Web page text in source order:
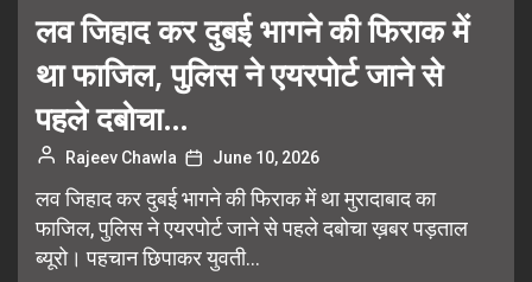
लव जिहाद कर दुबई भागने की फिराक में
था फाजिल, पुलिस ने एयरपोर्ट जाने से
पहले दबोचा…
Rajeev Chawla June 10, 2026
लव जिहाद कर दुबई भागने की फिराक में था मुरादाबाद का
फाजिल, पुलिस ने एयरपोर्ट जाने से पहले दबोचा ख़बर पड़ताल
ब्यूरो। पहचान छिपाकर युवती...